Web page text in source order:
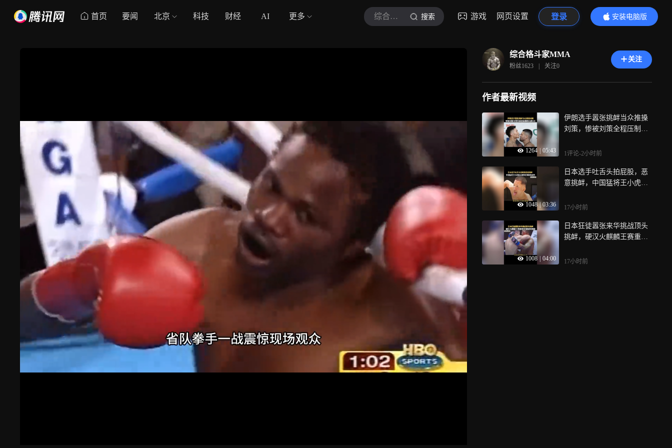
首页 要闻 北京 科技 财经 AI 更多 综合格斗家MMA 搜索 游戏 网页设置 登录
安装电脑版
内容更精彩
综合格斗家MMA
粉丝1623 | 关注0
关注
作者最新视频
1264 05:43
伊朗选手嚣张挑衅当众推搡
刘策，惨被刘策全程压制追
1评论-2小时前
1048 | 03:36
日本选手吐舌头拍屁股，恶
意挑衅，中国猛将王小虎擂
17小时前
1008 04:00
日本狂徒嚣张来华挑战顶头
挑衅，硬汉火麒麟王赛重拳
17小时前